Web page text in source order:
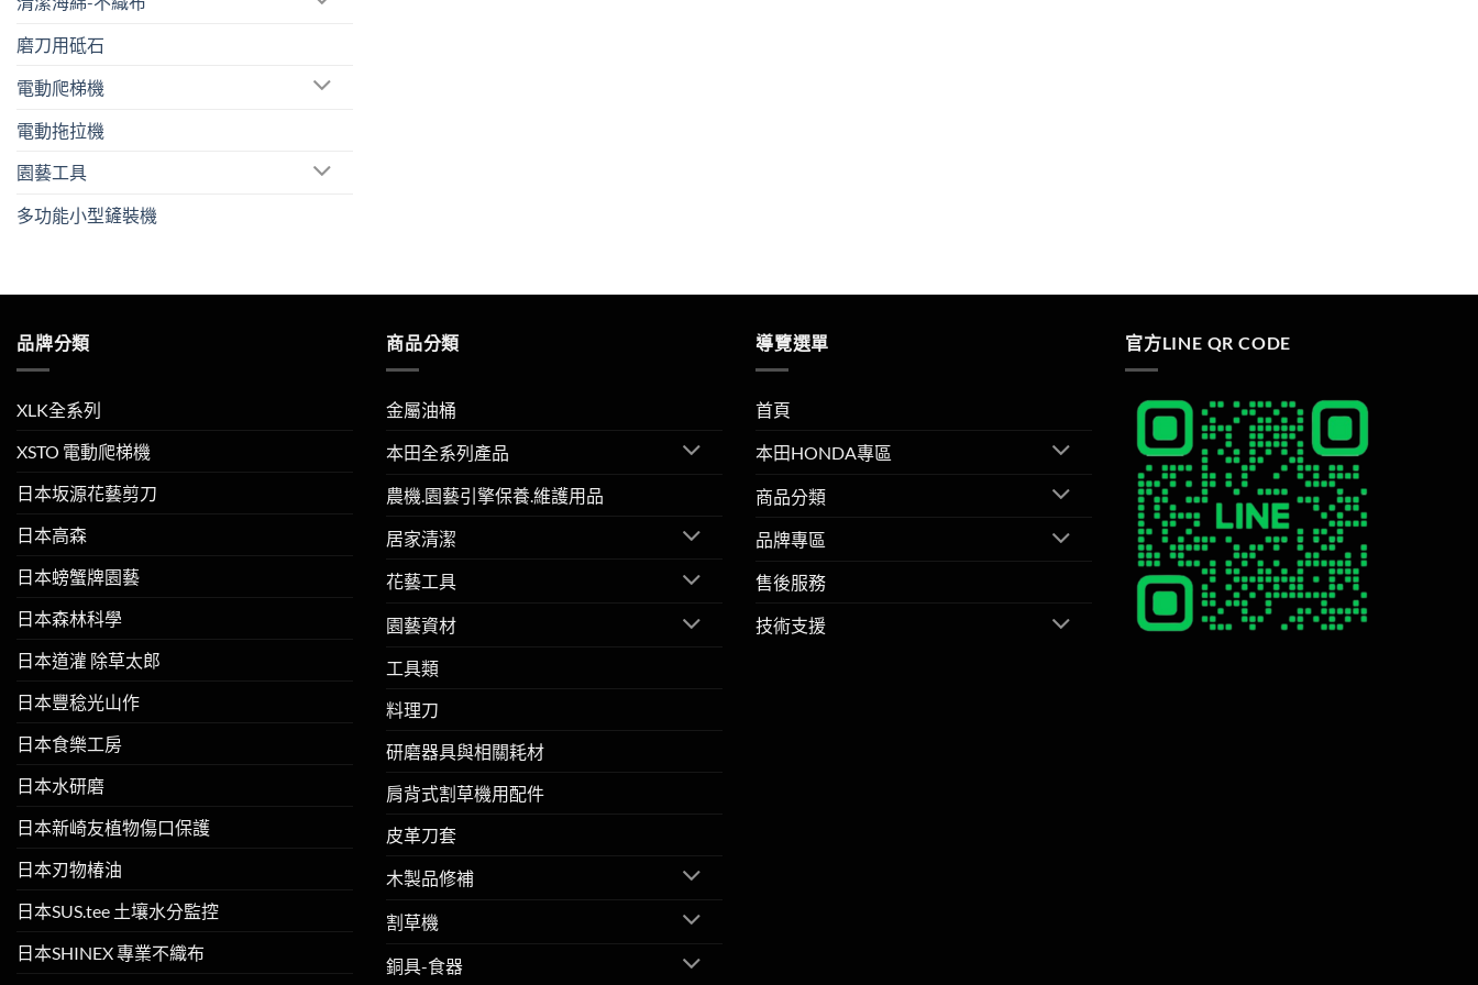
磨刀用砥石
電動爬梯機
電動拖拉機
園藝工具
多功能小型鏟裝機
品牌分類
XLK全系列
XSTO 電動爬梯機
日本坂源花藝剪刀
日本高森
日本螃蟹牌園藝
日本森林科學
日本道灌 除草太郎
日本豐稔光山作
日本食樂工房
日本水研磨
日本新崎友植物傷口保護
日本刃物椿油
日本SUS.tee 土壤水分監控
日本SHINEX 專業不織布
商品分類
金屬油桶
本田全系列產品
農機.園藝引擎保養.維護用品
居家清潔
花藝工具
園藝資材
工具類
料理刀
研磨器具與相關耗材
肩背式割草機用配件
皮革刀套
木製品修補
割草機
銅具-食器
導覽選單
首頁
本田HONDA專區
商品分類
品牌專區
售後服務
技術支援
官方LINE QR CODE